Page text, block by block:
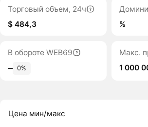
Торговый объем, 24ч
$ 484,3
%
В обороте WEB69
‒ 0%
Макс.
1 000
Цена мин/макс